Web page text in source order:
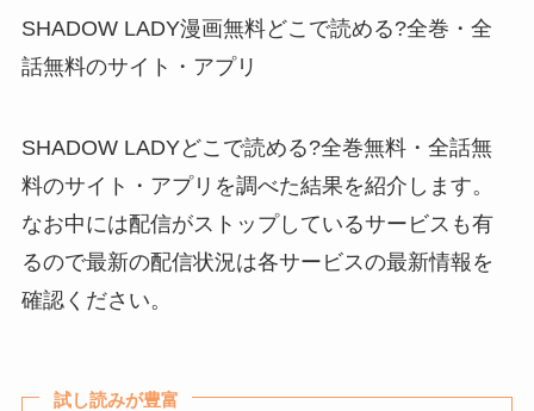
SHADOW LADY漫画無料どこで読める?全巻・全
話無料のサイト・アプリ
SHADOW LADYどこで読める?全巻無料・全話無
料のサイト・アプリを調べた結果を紹介します。
なお中には配信がストップしているサービスも有
るので最新の配信状況は各サービスの最新情報を
確認ください。
試し読みが豊富